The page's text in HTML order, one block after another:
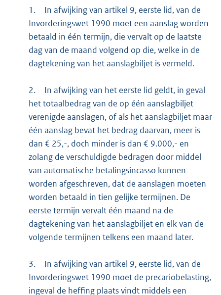
1.
In afwijking van artikel 9, eerste lid, van de
Invorderingswet 1990 moet een aanslag worden
betaald in één termijn, die vervalt op de laatste
dag van de maand volgend op die, welke in de
dagtekening van het aanslagbiljet is vermeld.
2.
In afwijking van het eerste lid geldt, in geval
het totaalbedrag van de op één aanslagbiljet
verenigde aanslagen, of als het aanslagbiljet maar
één aanslag bevat het bedrag daarvan, meer is
dan € 25,-, doch minder is dan € 9.000,- en
zolang de verschuldigde bedragen door middel
van automatische betalingsincasso kunnen
worden afgeschreven, dat de aanslagen moeten
worden betaald in tien gelijke termijnen. De
eerste termijn vervalt één maand na de
dagtekening van het aanslagbiljet en elk van de
volgende termijnen telkens een maand later.
3.
In afwijking van artikel 9, eerste lid, van de
Invorderingswet 1990 moet de precariobelasting,
ingeval de heffing plaats vindt middels een